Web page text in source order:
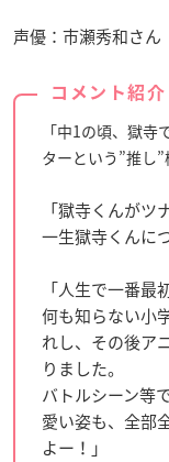
声優：市瀬秀和さん
コメント紹介
「中1の頃、獄
ターという”推し”
「獄寺くんが
一生獄寺くんに
「人生で一番最
何も知らない小
れし、その後ア
りました。
バトルシーン等
愛い姿も、全部
よー！」